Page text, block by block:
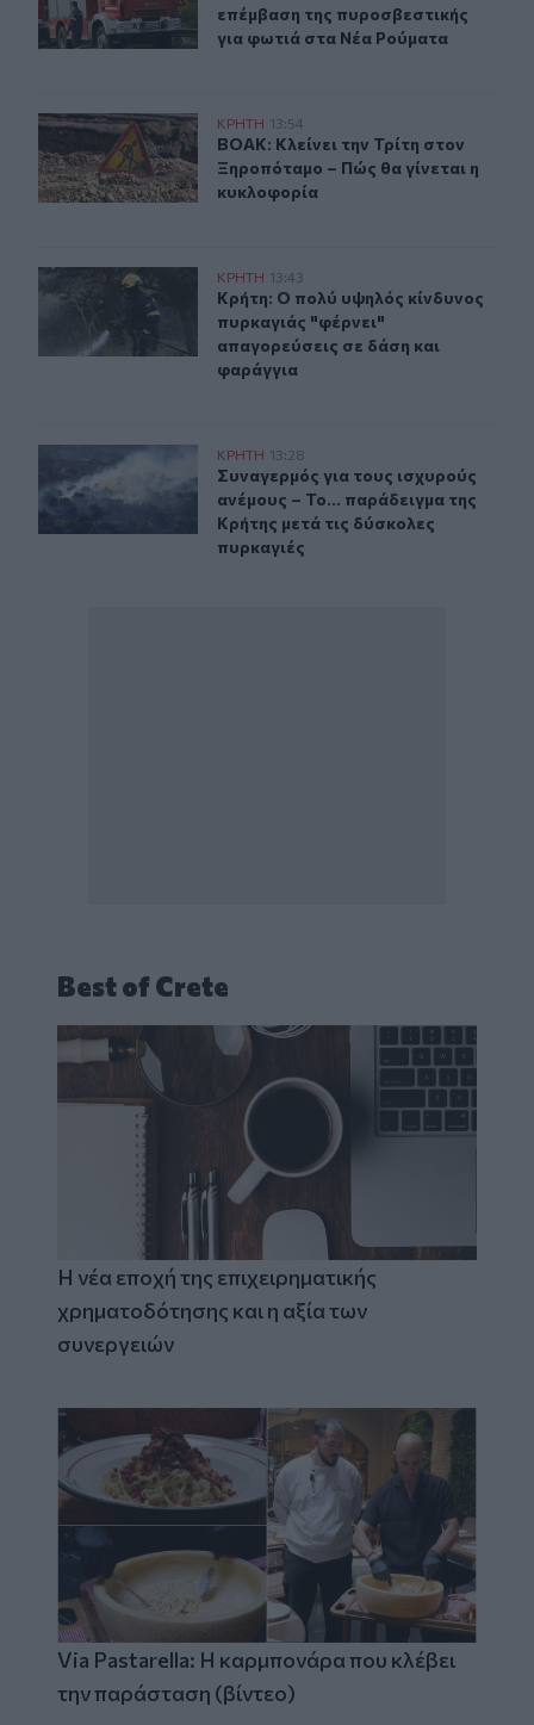
επέμβαση της πυροσβεστικής
για φωτιά στα Νέα Ρούματα
ΒΟΑΚ: Κλείνει την Τρίτη στον Ξηροπόταμο – Πώς θα
ΚΡΗΤΗ 13:54
ΒΟΑΚ: Κλείνει την Τρίτη στον
ΒΟΑΚ: Κλείνει την Τρίτη στον
Ξηροπόταμο – Πώς θα γίνεται η
κυκλοφορία
Κρήτη: Ο πολύ υψηλός κίνδυνος πυρκαγιάς "φέρνει"
ΚΡΗΤΗ 13:43
Κρήτη: Ο πολύ υψηλός κίνδυνος
Κρήτη: Ο πολύ υψηλός κίνδυνος
πυρκαγιάς "φέρνει"
απαγορεύσεις σε δάση και
φαράγγια
Συναγερμός για τους ισχυρούς ανέμους – Το...
ΚΡΗΤΗ 13:28
Συναγερμός για τους ισχυρούς
Συναγερμός για τους ισχυρούς
ανέμους – Το... παράδειγμα της
Κρήτης μετά τις δύσκολες
πυρκαγιές
Best of Crete
Η νέα εποχή της επιχειρηματικής
χρηματοδότησης και η αξία των
συνεργειών
Via Pastarella: Η καρμπονάρα που κλέβει
την παράσταση (βίντεο)